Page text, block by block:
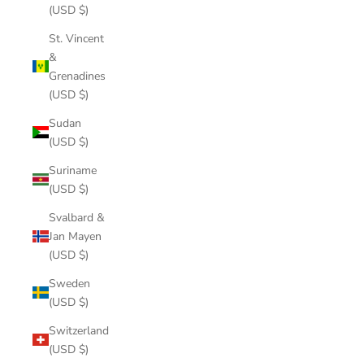
(USD $)
St. Vincent
&
Grenadines
(USD $)
Sudan
(USD $)
Suriname
(USD $)
Svalbard &
Jan Mayen
(USD $)
Sweden
(USD $)
Switzerland
(USD $)